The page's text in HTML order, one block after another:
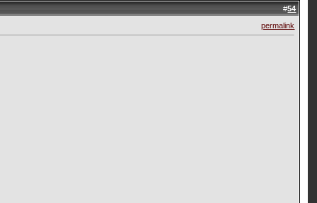
#54
permalink